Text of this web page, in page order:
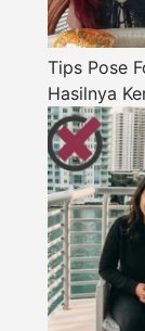
Tips Pose
Hasilnya